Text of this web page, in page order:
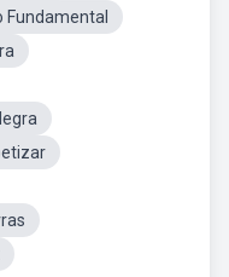
Fundamental